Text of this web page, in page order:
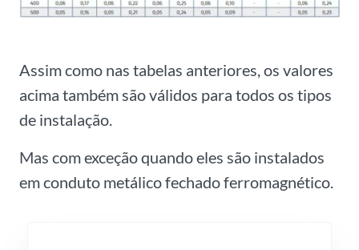
Assim como nas tabelas anteriores, os valores
acima também são válidos para todos os tipos
de instalação.
Mas com exceção quando eles são instalados
em conduto metálico fechado ferromagnético.